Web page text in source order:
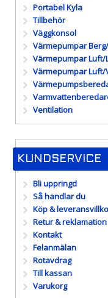
Portabel Kyla
Tillbehör
Väggkonsol
Värmepumpar
Värmepumpar Luft/
Värmepumpar Luft/
Ventilation
KUNDSERVICE
Bli uppringd
Så handlar du
Köp &
Retur & reklamation
Kontakt
Felanmälan
Rotavdrag
Till kassan
Varukorg